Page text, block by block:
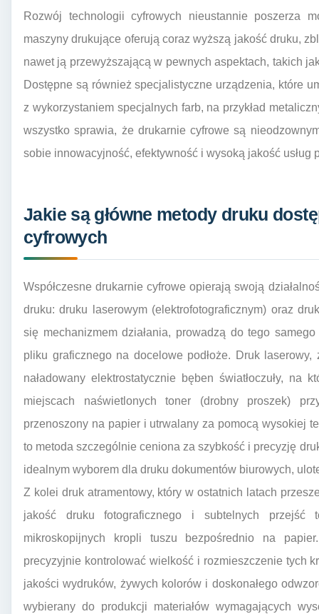
Rozwój technologii cyfrowych nieustannie poszerza
maszyny drukujące oferują coraz wyższą jakość druku,
nawet ją przewyższającą w pewnych aspektach, takich
Dostępne są również specjalistyczne urządzenia, które
z wykorzystaniem specjalnych farb, na przykład
wszystko sprawia, że drukarnie cyfrowe są
sobie innowacyjność, efektywność i wysoką jakość usług
Jakie są główne metody druku
cyfrowych
Współczesne drukarnie cyfrowe opierają swoją
druku: druku laserowym (elektrofotograficznym) oraz
się mechanizmem działania, prowadzą do tego
pliku graficznego na docelowe podłoże. Druk
naładowany elektrostatycznie bęben światłoczuły,
miejscach naświetlonych toner (drobny proszek)
przenoszony na papier i utrwalany za pomocą wysokiej
to metoda szczególnie ceniona za szybkość i precyzję
idealnym wyborem dla druku dokumentów biurowych,
Z kolei druk atramentowy, który w ostatnich latach
jakość druku fotograficznego i subtelnych przejść
mikroskopijnych kropli tuszu bezpośrednio na
precyzyjnie kontrolować wielkość i rozmieszczenie tych
jakości wydruków, żywych kolorów i doskonałego
wybierany do produkcji materiałów wymagających